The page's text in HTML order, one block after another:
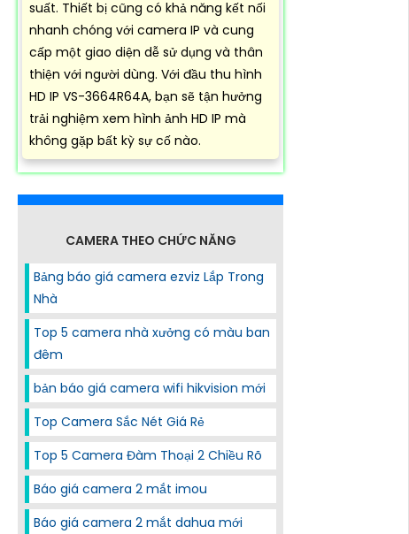
suất. Thiết bị cũng có khả năng kết nối
nhanh chóng với camera IP và cung
cấp một giao diện dễ sử dụng và thân
thiện với người dùng. Với đầu thu hình
HD IP VS-3664R64A, bạn sẽ tận hưởng
trải nghiệm xem hình ảnh HD IP mà
không gặp bất kỳ sự cố nào.
CAMERA THEO CHỨC NĂNG
Bảng báo giá camera ezviz Lắp Trong
Nhà
Top 5 camera nhà xưởng có màu ban
đêm
bản báo giá camera wifi hikvision mới
Top Camera Sắc Nét Giá Rẻ
Top 5 Camera Đàm Thoại 2 Chiều Rõ
Báo giá camera 2 mắt imou
Báo giá camera 2 mắt dahua mới